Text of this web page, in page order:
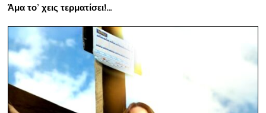
Άμα το’ χεις τερματίσει!…